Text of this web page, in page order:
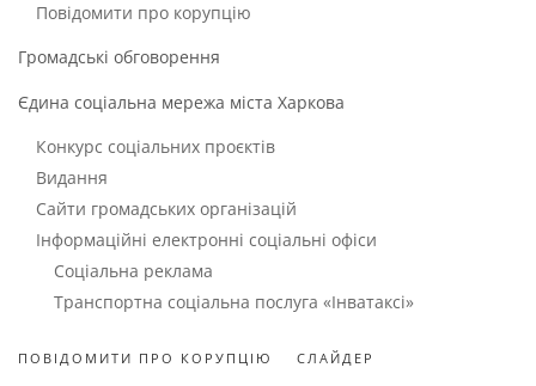
Повідомити про корупцію
Громадські обговорення
Єдина соціальна мережа міста Харкова
Конкурс соціальних проєктів
Видання
Сайти громадських організацій
Інформаційні електронні соціальні офіси
Соціальна реклама
Транспортна соціальна послуга «Інватаксі»
ПОВІДОМИТИ ПРО КОРУПЦІЮ СЛАЙДЕР